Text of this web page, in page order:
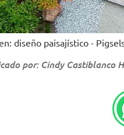
diseño paisajístico -
por: Cindy Castiblanco